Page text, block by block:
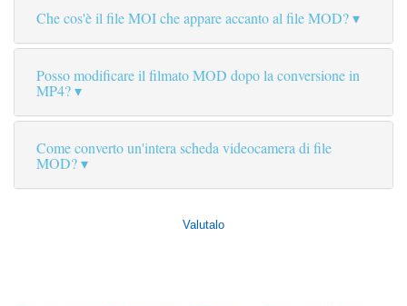
Che cos'è il file MOI che appare accanto al file MOD?
Posso modificare il filmato MOD dopo la conversione in
MP4?
Come converto un'intera scheda videocamera di file
MOD?
Valutalo